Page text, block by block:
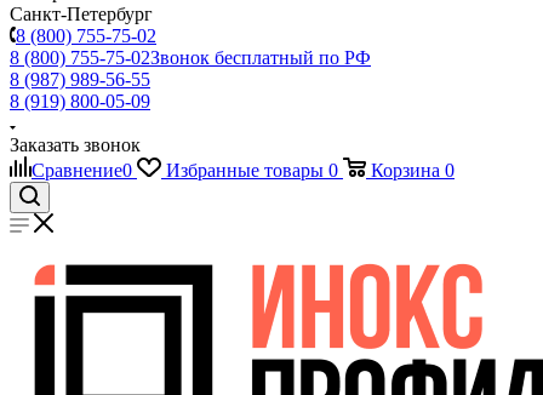
Санкт-Петербург
8 (800) 755-75-02
8 (800) 755-75-02Звонок бесплатный по РФ
8 (987) 989-56-55
8 (919) 800-05-09
Заказать звонок
Сравнение0 Избранные товары 0 Корзина 0